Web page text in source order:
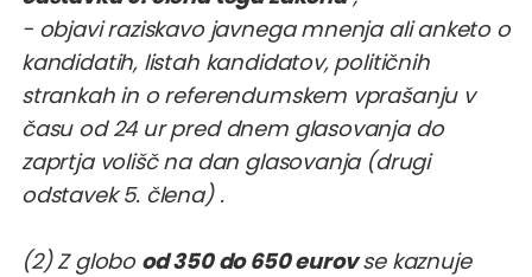
- objavi raziskavo javnega mnenja ali anketo o
kandidatih, listah kandidatov, političnih
strankah in o referendumskem vprašanju v
času od 24 ur pred dnem glasovanja do
zaprtja volišč na dan glasovanja (drugi
odstavek 5. člena) .
(2) Z globo od 350 do 650 eurovse kaznuje